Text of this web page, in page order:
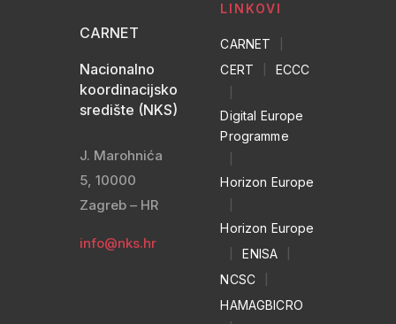
CARNET
Nacionalno
koordinacijsko
središte (NKS)
J. Marohnića
5, 10000
Zagreb – HR
info@nks.hr
LINKOVI
CARNET
CERT ECCC
Digital Europe
Programme
Horizon Europe
Horizon Europe
ENISA
NCSC
HAMAGBICRO